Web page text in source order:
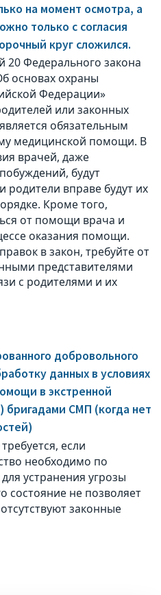
на момент осмотра, а
только с согласия
круг сложился.
20 Федерального закона
основах охраны
Федерации»
или законных
обязательным
медицинской помощи. В
врачей, даже
будут
вправе будут их
Кроме того,
от помощи врача и
оказания помощи.
в закон, требуйте от
представителями
с родителями и их
добровольного
данных в условиях
в экстренной
СМП (когда нет
если
необходимо по
устранения угрозы
состояние не позволяет
законные